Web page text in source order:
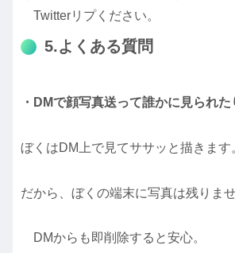
Twitterリプください。
5.よくある質問
・DMで顔写真送って誰かに見られた
ぼくはDM上で見てササッと描きます
だから、ぼくの端末に写真は残りませ
DMからも即削除すると安心。